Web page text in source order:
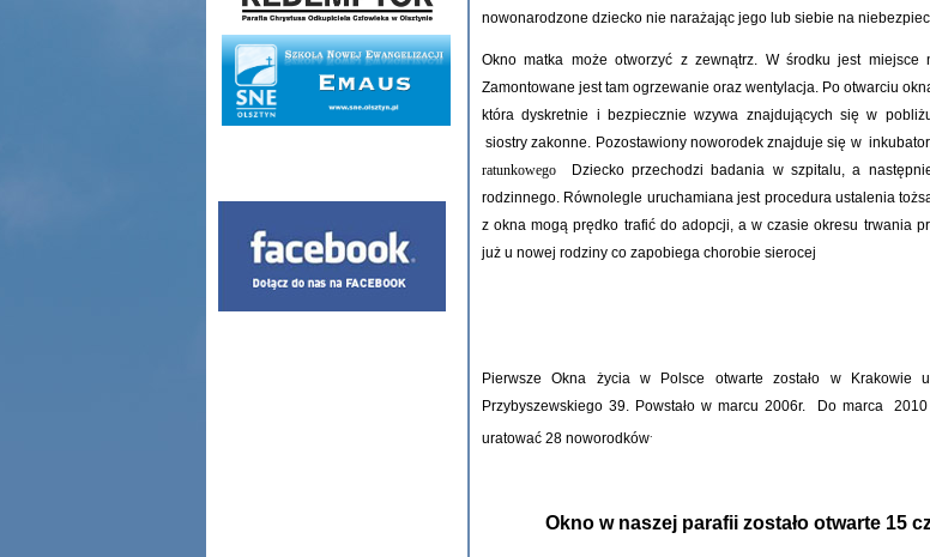
nowonarodzone dziecko nie narażając jego lub siebie na
Okno matka może otworzyć z zewnątrz. W środku jest miejsce
Zamontowane jest tam ogrzewanie oraz wentylacja. Po otwarciu
która dyskretnie i bezpiecznie wzywa znajdujących się w
siostry zakonne. Pozostawiony noworodek znajduje się w
ratunkowego
Dziecko przechodzi badania w szpitalu, a
rodzinnego. Równolegle uruchamiana jest procedura ustalenia
z okna mogą prędko trafić do adopcji, a w czasie okresu trwania
już u nowej rodziny co zapobiega chorobie sierocej
Pierwsze Okna życia w Polsce otwarte zostało w
Przybyszewskiego 39. Powstało w marcu 2006r. Do marca
uratować 28 noworodków.
Okno w naszej parafii zostało otwarte 15